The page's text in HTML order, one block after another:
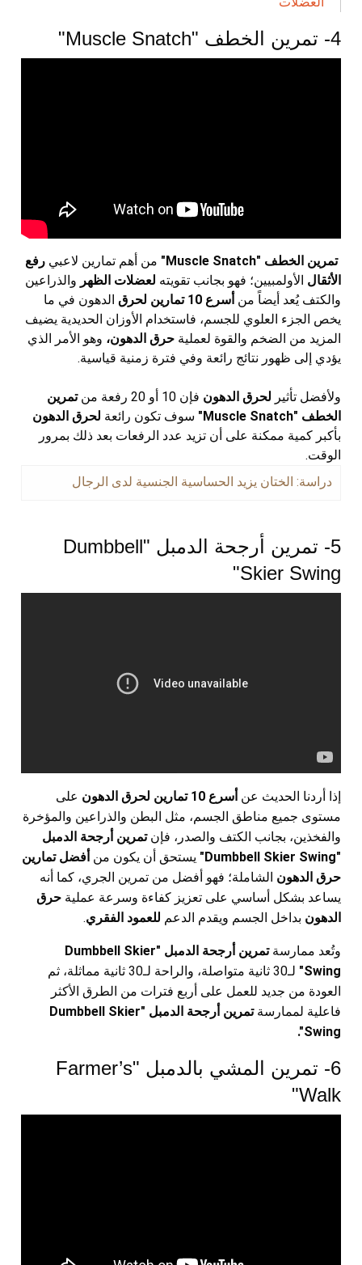
4- تمرين الخطف "Muscle Snatch"
تمرين الخطف "Muscle Snatch" من أهم تمارين لاعبي رفع
الأثقال الأولمبيين؛ فهو بجانب تقويته لعضلات الظهر والذراعين
والكتف يُعد أيضاً من أسرع 10 تمارين لحرق
الدهون في ما
يخص الجزء العلوي للجسم، فاستخدام الأوزان الحديدية يضيف
المزيد من الضخم والقوة لعملية حرق الدهون، وهو الأمر الذي
يؤدي إلى ظهور نتائج رائعة وفي فترة زمنية قياسية.
ولأفضل تأثير لحرق الدهون فإن 10 أو 20 رفعة من
تمرين
الخطف "Muscle Snatch"
سوف تكون رائعة لحرق الدهون
بأكبر كمية ممكنة على أن تزيد عدد الرفعات بعد ذلك بمرور
الوقت.
دراسة: الختان يزيد الحساسية الجنسية لدى الرجال
5- تمرين أرجحة الدمبل "Dumbbell
Skier Swing"
إذا أردنا الحديث عن أسرع 10 تمارين لحرق الدهون
على
مستوى جميع مناطق الجسم، مثل البطن والذراعين والمؤخرة
والفخذين، بجانب الكتف والصدر، فإنتمرين أرجحة الدمبل
"Dumbbell Skier Swing"
يستحق أن يكون من أفضل تمارين
حرق الدهون الشاملة؛ فهو أفضل من تمرين الجري، كما أنه
يساعد بشكل أساسي على تعزيز كفاءة وسرعة عملية حرق
الدهون بداخل الجسم ويقدم الدعم للعمود الفقري.
وتُعد ممارسة
تمرين أرجحة الدمبل "Dumbbell Skier
Swing"
لـ30 ثانية متواصلة، والراحة لـ30 ثانية مماثلة، ثم
العودة من جديد للعمل على أربع فترات من الطرق الأكثر
فاعلية لممارسة
تمرين أرجحة الدمبل "Dumbbell Skier
Swing".
6- تمرين المشي بالدمبل "Farmer’s
Walk"